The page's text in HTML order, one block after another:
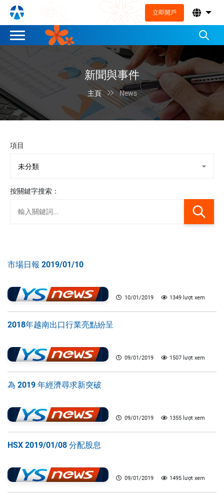
立即開戶
新聞與事件
主頁  News
項目
按關鍵字搜索：
市場日報 2019/01/10
10/01/2019 1349 lượt xem
2018年越南出口行業亮點紛呈
09/01/2019 1507 lượt xem
為 2019 年經濟尋求新突破
09/01/2019 1355 lượt xem
HSX 2019/01/08 分配股息
09/01/2019 1495 lượt xem